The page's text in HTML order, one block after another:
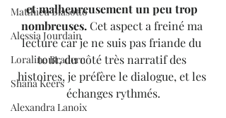
Matthieu Biasotto
Alessia Jourdain
Loraline Bradern
Shana Keers
Alexandra Lanoix
et malheureusement un peu trop
nombreuses. Cet aspect a freiné ma
lecture car je ne suis pas friande du
tout, du côté très narratif des
histoires, je préfère le dialogue, et les
échanges rythmés.